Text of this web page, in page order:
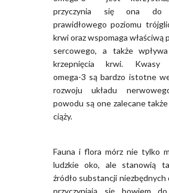
przyczynia się ona do
prawidłowego poziomu
krwi oraz wspomaga właściwą
sercowego, a także
krzepnięcia krwi. Kwasy
omega-3 są bardzo istotne
rozwoju układu
powodu są one zalecane
ciąży.
Fauna i flora mórz nie tylko
ludzkie oko, ale stanowią
źródło substancji niezbędnych